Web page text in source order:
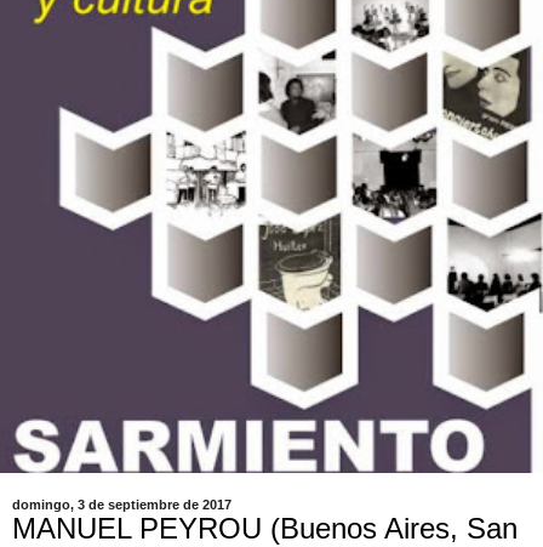
domingo, 3 de septiembre de 2017
MANUEL PEYROU (Buenos Aires, San